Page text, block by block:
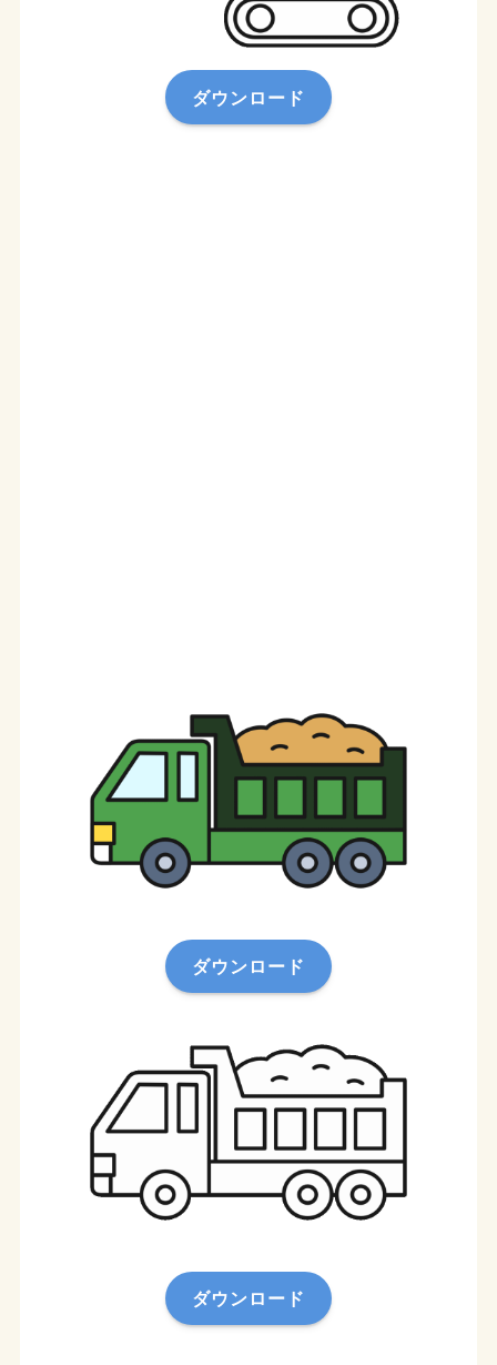
ダウンロード
ダウンロード
ダウンロード